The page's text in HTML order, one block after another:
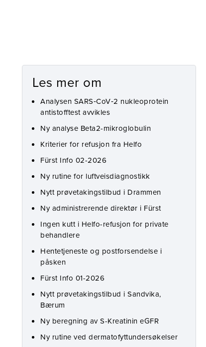
Les mer om
Analysen SARS‑CoV‑2 nukleoprotein
antistofftest avvikles
Ny analyse Beta2-mikroglobulin
Kriterier for refusjon fra Helfo
Fürst Info 02-2026
Ny rutine for luftveisdiagnostikk
Nytt prøvetakingstilbud i Drammen
Ny administrerende direktør i Fürst
Ingen kutt i Helfo-refusjon for private
behandlere
Hentetjeneste og postforsendelse i
påsken
Fürst Info 01-2026
Nytt prøvetakingstilbud i Sandvika,
Bærum
Ny beregning av S-Kreatinin eGFR
Ny rutine ved dermatofyttundersøkelser